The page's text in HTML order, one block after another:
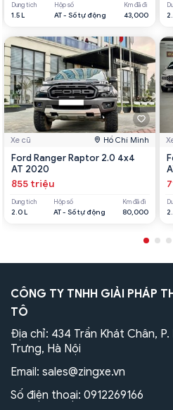
Dung tích
1.5 L
Hộp số
AT - Số tự động
Km đã đi
43,000
Xe cũ Hồ Chí Minh
Ford Ranger Raptor 2.0 4x4
AT 2020
855 triệu
Dung tích
2.0 L
Hộp số
AT - Số tự động
Km đã đi
80,000
CÔNG TY TNHH GIẢI PHÁP
TÔ
Địa chỉ: 434 Trần Khát Chân, P.
Trưng, Hà Nội
Email: sales@zingxe.vn
Số điện thoại: 0912269166